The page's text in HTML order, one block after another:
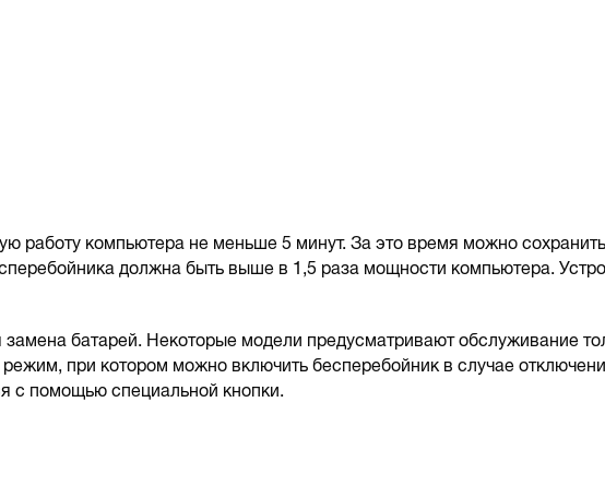
работу компьютера не меньше 5 минут. За это время можно
должна быть выше в 1,5 раза мощности компьютера.
батарей. Некоторые модели предусматривают обслуживание
при котором можно включить бесперебойник в случае
с помощью специальной кнопки.